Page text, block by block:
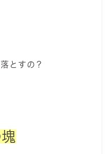
とすの？